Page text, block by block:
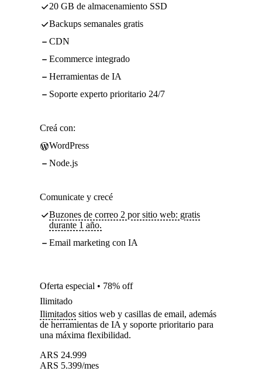
20 GB de almacenamiento SSD
Backups semanales gratis
CDN
Ecommerce integrado
Herramientas de IA
Soporte experto prioritario 24/7
Creá con:
WordPress
Node.js
Comunicate y crecé
Buzones de correo 2 por sitio web: gratis
durante 1 año.
Email marketing con IA
Oferta especial • 78% off
Ilimitado
Ilimitados sitios web y casillas de email, además
de herramientas de IA y soporte prioritario para
una máxima flexibilidad.
ARS 24.999
ARS 5.399/mes